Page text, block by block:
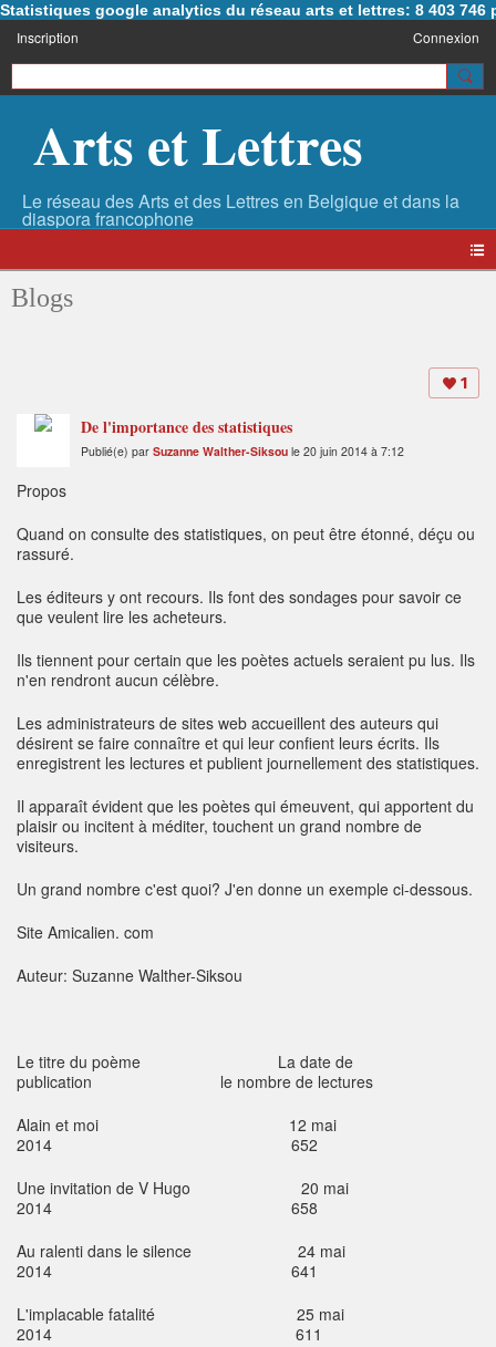
Statistiques google analytics du réseau arts et lettres: 8 403 746
Inscription Connexion
Arts et Lettres
Blogs
1
De l'importance des statistiques
Publié(e) par Suzanne Walther-Siksou le 20 juin 2014 à 7:12
Propos
Quand on consulte des statistiques, on peut être étonné, déçu ou
rassuré.
Les éditeurs y ont recours. Ils font des sondages pour savoir ce
que veulent lire les acheteurs.
Ils tiennent pour certain que les poètes actuels seraient pu lus. Ils
n'en rendront aucun célèbre.
Les administrateurs de sites web accueillent des auteurs qui
désirent se faire connaître et qui leur confient leurs écrits. Ils
enregistrent les lectures et publient journellement des statistiques.
Il apparaît évident que les poètes qui émeuvent, qui apportent du
plaisir ou incitent à méditer, touchent un grand nombre de
visiteurs.
Un grand nombre c'est quoi? J'en donne un exemple ci-dessous.
Site Amicalien. com
Auteur: Suzanne Walther-Siksou
Le titre du poème La date de
publication le nombre de lectures
Alain et moi 12 mai
2014 652
Une invitation de V Hugo 20 mai
2014 658
Au ralenti dans le silence 24 mai
2014 641
L'implacable fatalité 25 mai
2014 611